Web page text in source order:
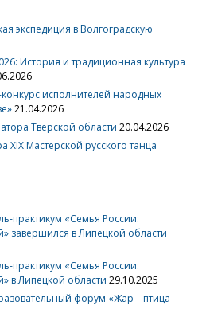
экспедиция в Волгоградскую
История и традиционная культура
исполнителей народных
21.04.2026
Тверской области 20.04.2026
XIX Мастерской русского танца
практикум «Семья России:
завершился в Липецкой области
практикум «Семья России:
в Липецкой области 29.10.2025
форум «Жар – птица –